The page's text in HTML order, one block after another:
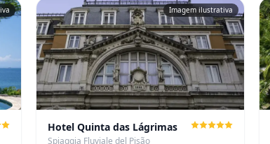
Imagem ilustrativa
Hotel Quinta das Lágrimas
Spiaggia Fluviale del Pisão